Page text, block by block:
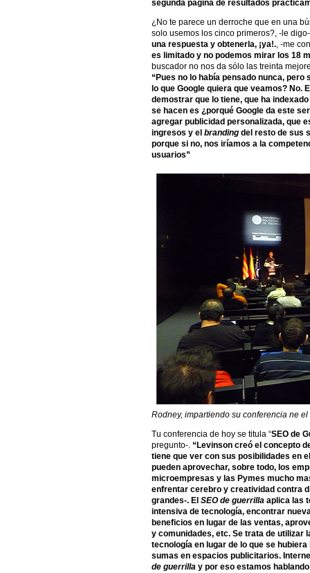
segunda página de resultados
¿No te parece un derroche que en una
solo usemos los cinco primeros?, -le
una respuesta y obtenerla, ¡ya!., -me
es limitado y no podemos mirar los 18
buscador no nos da sólo las treinta
“Pues no lo había pensado nunca,
lo que Google quiera que veamos? No.
demostrar que lo tiene, que ha
se hacen es ¿porqué Google da este
agregar publicidad personalizada, que
ingresos y el branding del resto de sus
porque si no, nos iríamos a la
usuarios”
Rodney, impartiendo su conferencia ne
Tu conferencia de hoy se titula “SEO de
pregunto-. “Levinson creó el concepto
tiene que ver con sus posibilidades en
pueden aprovechar, sobre todo, los
microempresas y las Pymes mucho
enfrentar cerebro y creatividad contra
grandes-. El SEO de guerrilla aplica las
intensiva de tecnología, encontrar
beneficios en lugar de las ventas,
y comunidades, etc. Se trata de utilizar
tecnología en lugar de lo que se
sumas en espacios publicitarios.
de guerrilla y por eso estamos